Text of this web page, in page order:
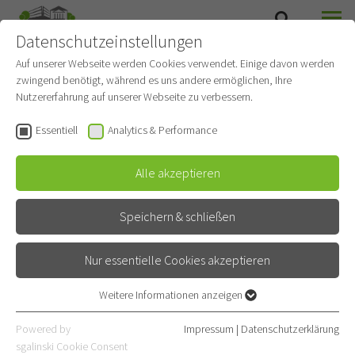
Heimbeatmung / Weaning
Medizinische Versorgung
Kontakt
Röntgenstraße 1
69126 Heidelberg
06221 396-1901
06221 396-1902
Datenschutzeinstellungen
Auf unserer Webseite werden Cookies verwendet. Einige davon werden
zwingend benötigt, während es uns andere ermöglichen, Ihre
Nutzererfahrung auf unserer Webseite zu verbessern.
Essentiell Analytics & Performance
Alle akzeptieren
Speichern & schließen
Nur essentielle Cookies akzeptieren
Essentielle Cookies werden für grundlegende Funktionen der
Webseite benötigt. Dadurch ist gewährleistet, dass die Webseite
Weitere Informationen anzeigen
Powered by
sgalinski Cookie Consent
Impressum | Datenschutzerklärung